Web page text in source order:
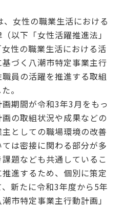
女性の職業生活における
以下「女性活躍推進法」
性の職業生活における活
づく八潮市特定事業主行
員の活躍を推進する取組
。
期間が令和3年3月をもっ
の取組状況や成果などの
としての職場環境の改善
は密接に関わる部分が多
題なども共通しているこ
進するため、個別に策定
新たに令和3年度から5年
市特定事業主行動計画」